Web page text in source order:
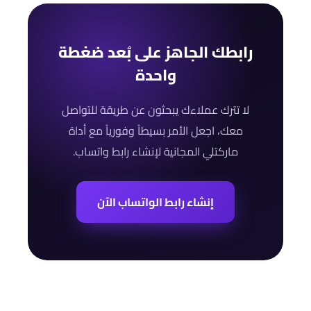
رابطك الجاهز على بُعد ضغطة
واحدة
لا تترك عملاءك يبحثون عن طريقة للتواصل
معك، اجعل الأمر بسيطاً وفورياً مع أداة
ماركتلي المجانية لإنشاء رابط واتساب.
إنشاء رابط الواتساب الآن